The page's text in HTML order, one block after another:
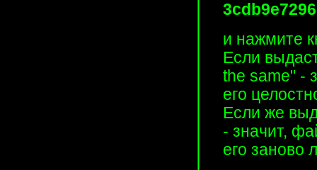
и нажмите
Если
the same" -
его
Если же
- значит,
его заново